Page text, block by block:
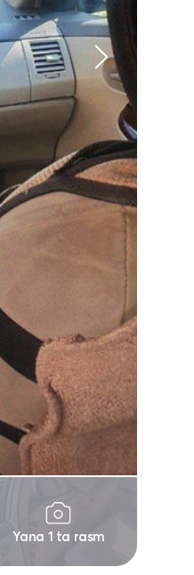
Yana 1 ta rasm